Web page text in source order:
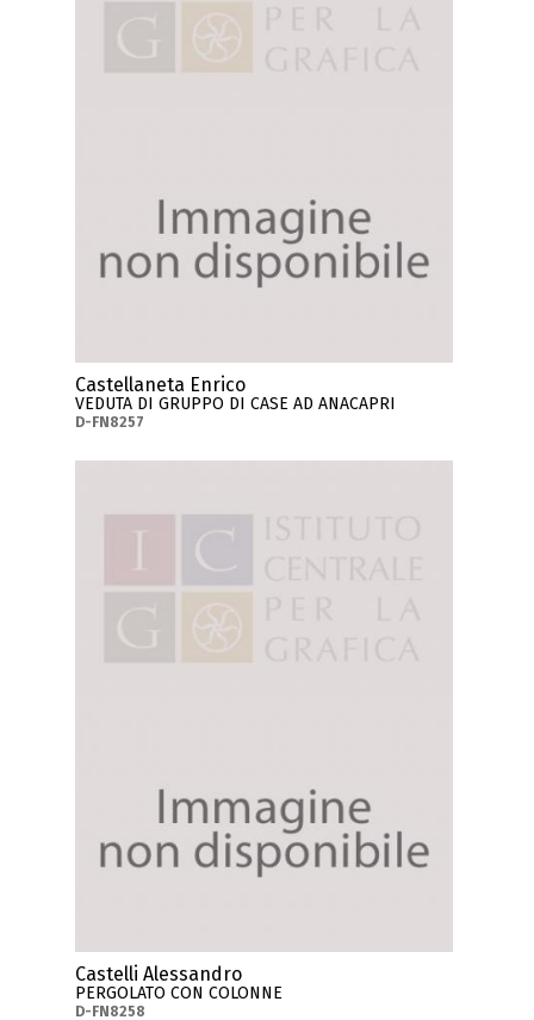
Castellaneta Enrico
VEDUTA DI GRUPPO DI CASE AD ANACAPRI
D-FN8257
Castelli Alessandro
PERGOLATO CON COLONNE
D-FN8258